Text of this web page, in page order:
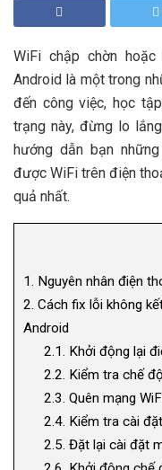
WiFi chập chờn
Android là một trong
đến công việc, học
trạng này, đừng lo
hướng dẫn bạn
được WiFi trên điện
quả nhất.
1. Nguyên nhân điện
2. Cách fix lỗi không
Android
2.1. Khởi động lại
2.2. Kiểm tra chế
2.3. Quên mạng
2.4. Kiểm tra cài
2.5. Đặt lại cài đặt